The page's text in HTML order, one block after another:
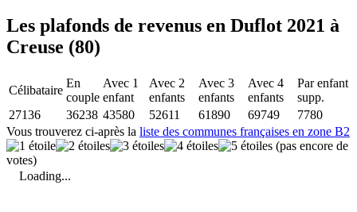
Les plafonds de revenus en Duflot 2021 à
Creuse (80)
Célibataire
En
couple
Avec 1
enfant
Avec 2
enfants
Avec 3
enfants
Avec 4
enfants
Par enfant
supp.
27136
36238 43580 52611 61890 69749
7780
Vous trouverez ci-après la liste des communes françaises en zone B2
(pas encore de
votes)
Loading...